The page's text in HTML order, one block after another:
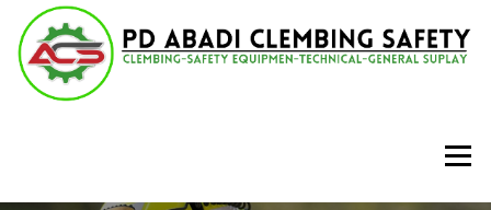
Lompat
konten
Menu